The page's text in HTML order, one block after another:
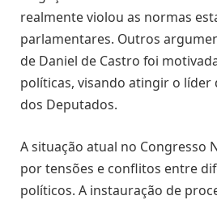
realmente violou as normas
parlamentares. Outros
de Daniel de Castro foi
políticas, visando atingir o líder
dos Deputados.
A situação atual no Congresso
por tensões e conflitos entre
políticos. A instauração de